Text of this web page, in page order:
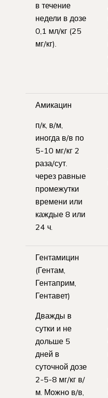
в течение
недели в дозе
0,1 мл/кг (25
мг/кг).
Амикацин
п/к, в/м,
иногда в/в по
5-10 мг/кг 2
раза/сут.
через равные
промежутки
времени или
каждые 8 или
24 ч.
Гентамицин
(Гентам,
Гентаприм,
Гентавет)
Дважды в
сутки и не
дольше 5
дней в
суточной дозе
2-5-8 мг/кг в/
м. Можно в/в,